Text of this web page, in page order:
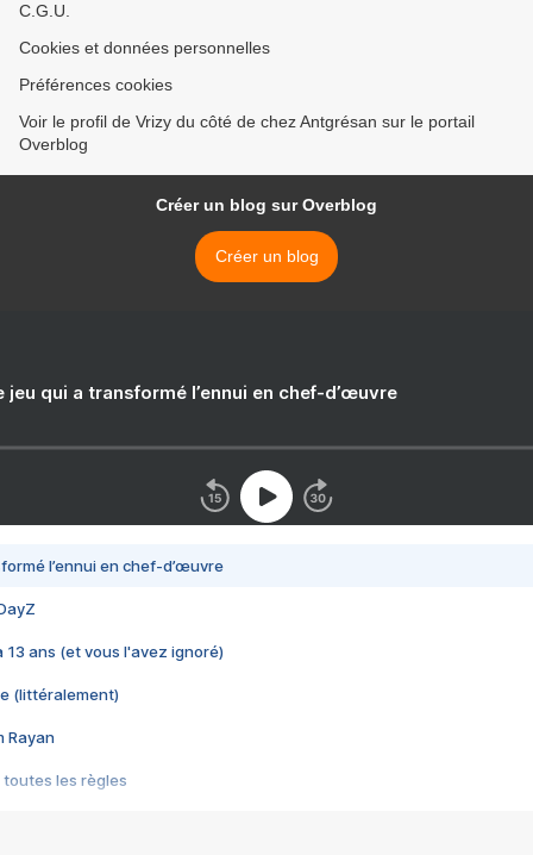
C.G.U.
Cookies et données personnelles
Préférences cookies
Voir le profil de Vrizy du côté de chez Antgrésan sur le portail
Overblog
Créer un blog sur Overblog
Créer un blog
jeu qui a transformé l’ennui en chef-d’œuvre
l’ennui en chef-d’œuvre
13 ans (et vous l'avez ignoré)
(littéralement)
Rayan
toutes les règles